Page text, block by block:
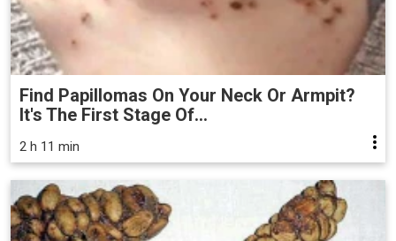
Find Papillomas On Your Neck Or Armpit?
It's The First Stage Of...
2 h 11 min